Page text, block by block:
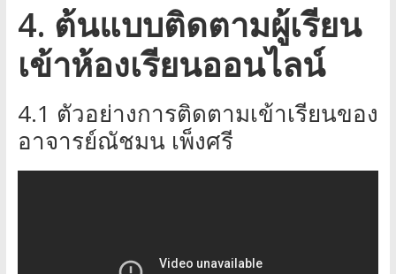
4. ต้นแบบติดตามผู้เรียน
เข้าห้องเรียนออนไลน์
4.1 ตัวอย่างการติดตามเข้าเรียนของ
อาจารย์ณัชมน เพ็งศรี